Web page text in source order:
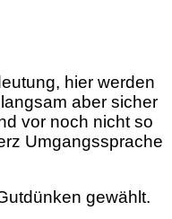
hier werden
aber sicher
vor noch nicht so
Umgangssprache
gewählt.